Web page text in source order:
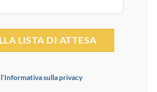
l’Informativa sulla privacy